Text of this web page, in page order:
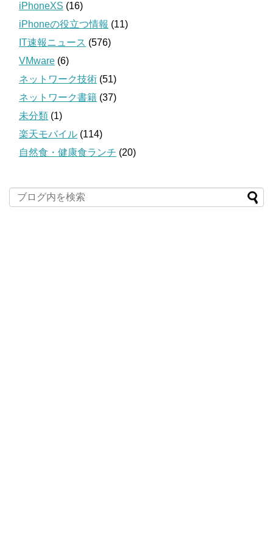
iPhoneXS (16)
iPhoneの役立つ情報 (11)
IT速報ニュース (576)
VMware (6)
ネットワーク技術 (51)
ネットワーク書籍 (37)
未分類 (1)
楽天モバイル (114)
自然食・健康食ランチ (20)